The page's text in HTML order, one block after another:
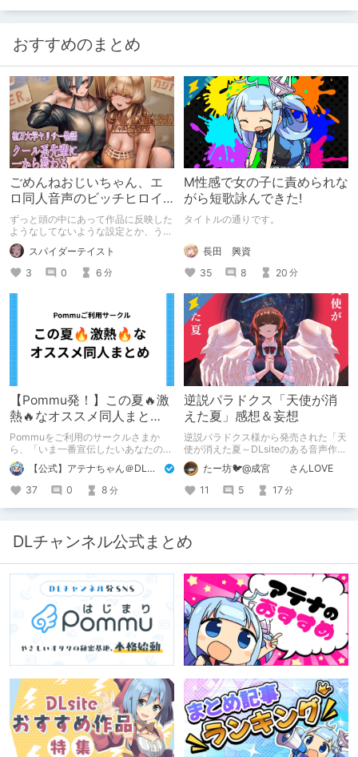
おすすめのまとめ
ごめんねおじいちゃん、エ
ロ同人音声のビッチヒロイ
ンに名前使って～過去作品
コンセプトを思い出そう～
ずっと頭の中にあって作品に反映した
ようなしてないような設定とか、うち
のヒロイン達の名づけの法則とかを頭
の中の映●研の金●さんに「そこにあ
っちゃいけねえんだよ」といわれたの
でとりあえず垂れ流します。
スパイダーテイスト
3
0 6 分
M性感で女の子に責められな
がら短歌詠んできた!
タイトルの通りです。
長田 興資
35
8 20 分
【Pommu発！】この夏🔥激
熱🔥なオススメ同人まと
め！ その1
Pommuをご利用のサークルさまか
ら、「いま一番宣伝したいあなたの
DLsite作品」を募りました！ この夏
🔥激熱🔥な作品ばかり！あなたがまだ
出会っていない、運命の作品が見つか
るかも！
【公式】アテナちゃん＠DLチャンネル
37
0 8 分
逆説パラドクス「天使が消
えた夏」感想＆妄想
逆説パラドクス様から発売された「天
使が消えた夏～DLsiteのある音声作品
について～」の感想です。 妄想も多
いです。たー坊🐦@成宮 さんLOVE
11
5 17分
DLチャンネル公式まとめ